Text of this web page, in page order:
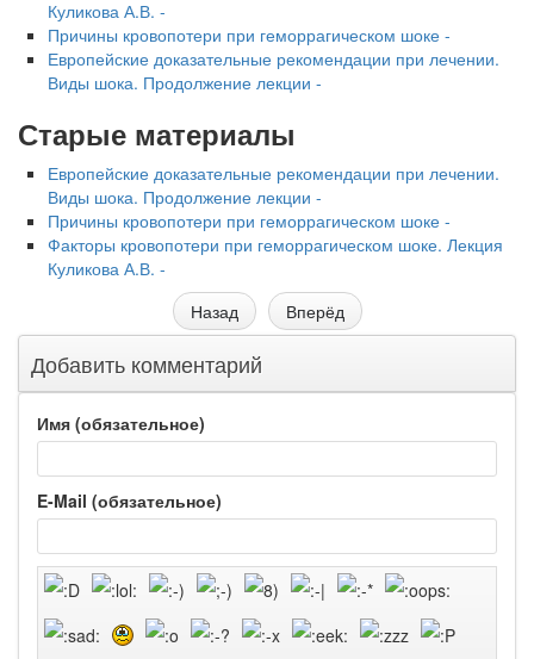
Куликова А.В. -
Причины кровопотери при геморрагическом шоке -
Европейские доказательные рекомендации при лечении.
Виды шока. Продолжение лекции -
Старые материалы
Европейские доказательные рекомендации при лечении.
Виды шока. Продолжение лекции -
Причины кровопотери при геморрагическом шоке -
Факторы кровопотери при геморрагическом шоке. Лекция
Куликова А.В. -
Назад
Вперёд
Добавить комментарий
Имя (обязательное)
E-Mail (обязательное)